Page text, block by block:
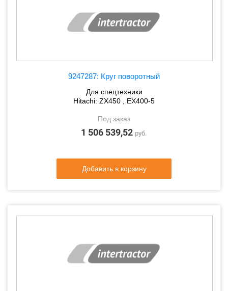
9247287: Круг поворотный
Для спецтехники
Hitachi: ZX450 , EX400-5
Под заказ
1 506 539,52 руб.
Добавить в корзину